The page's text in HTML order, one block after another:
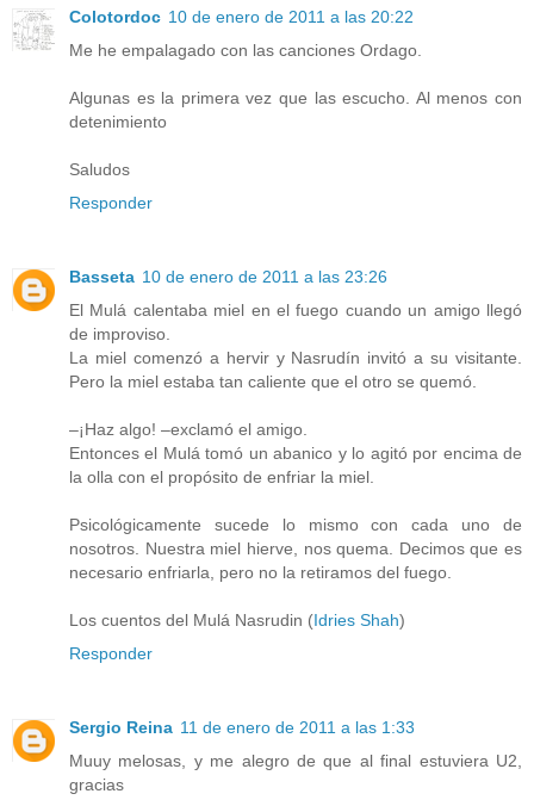
Colotordoc 10 de enero de 2011 a las 20:22
Me he empalagado con las canciones Ordago.
Algunas es la primera vez que las escucho. Al menos con
detenimiento
Saludos
Responder
Basseta 10 de enero de 2011 a las 23:26
El Mulá calentaba miel en el fuego cuando un amigo llegó
de improviso.
La miel comenzó a hervir y Nasrudín invitó a su visitante.
Pero la miel estaba tan caliente que el otro se quemó.
–¡Haz algo! –exclamó el amigo.
Entonces el Mulá tomó un abanico y lo agitó por encima de
la olla con el propósito de enfriar la miel.
Psicológicamente sucede lo mismo con cada uno de
nosotros. Nuestra miel hierve, nos quema. Decimos que es
necesario enfriarla, pero no la retiramos del fuego.
Los cuentos del Mulá Nasrudin (Idries Shah)
Responder
Sergio Reina 11 de enero de 2011 a las 1:33
Muuy melosas, y me alegro de que al final estuviera U2,
gracias